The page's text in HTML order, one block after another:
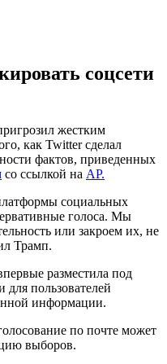
соцсети
жестким
как Twitter сделал
фактов, приведенных
со ссылкой на AP.
социальных
голоса. Мы
или закроем их, не
Трамп.
разместила под
пользователей
информации.
по почте может
выборов.